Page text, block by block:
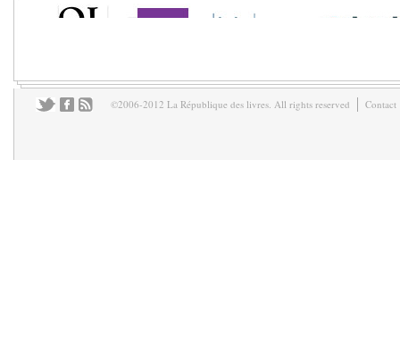
©2006-2012 La République des livres. All rights reserved Contact